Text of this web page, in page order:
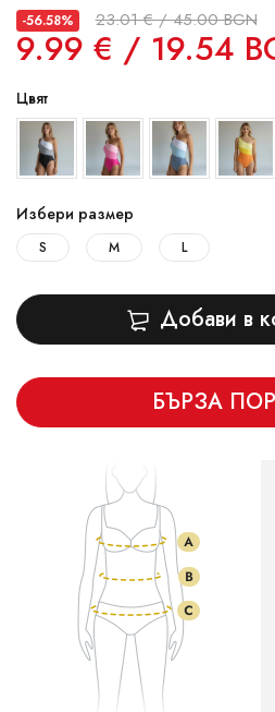
-56.58% 23.01 € / 45.00 BGN
9.99 € / 19.54
Цвят
Избери размер
S M L
Добави в
БЪРЗА